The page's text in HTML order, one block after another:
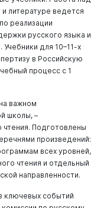
литературе ведется
реализации
русского языка и
для 10–11-х
в Российскую
процесс с 1
важном
школы, –
чтения. Подготовлены
произведений:
всех уровней,
чтения и отдельный
направленности.
ключевых событий